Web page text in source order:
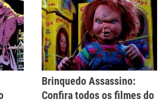
Brinquedo Assassino:
Confira todos os filmes do